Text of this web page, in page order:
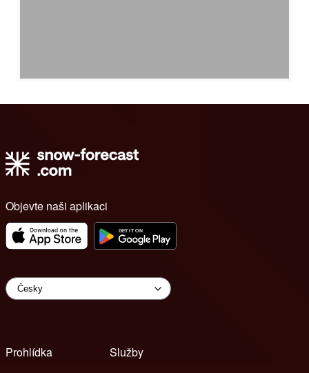
Objevte naši aplikaci
Prohlídka
Služby